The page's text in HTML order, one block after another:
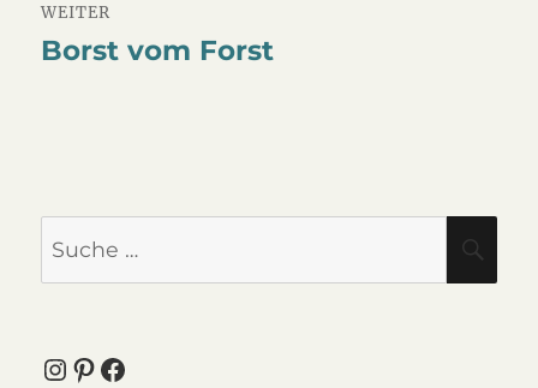
WEITER
Nächster
Borst vom Forst
Instagram
Pinterest
Facebook